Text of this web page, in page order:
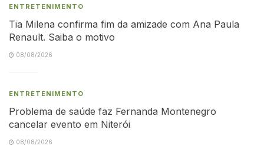
ENTRETENIMENTO
Tia Milena confirma fim da amizade com Ana Paula
Renault. Saiba o motivo
08/08/2026
ENTRETENIMENTO
Problema de saúde faz Fernanda Montenegro
cancelar evento em Niterói
08/08/2026